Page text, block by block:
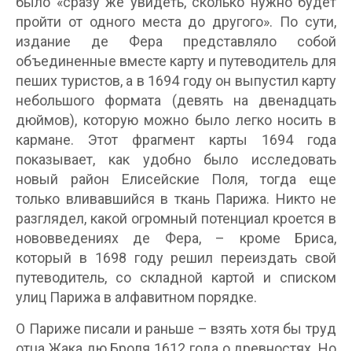
пройти от одного места до другого». По сути,
издание де Фера представляло собой
объединенные вместе карту и путеводитель для
пеших туристов, а в 1694 году он выпустил карту
небольшого формата (девять на двенадцать
дюймов), которую можно было легко носить в
кармане. Этот фрагмент карты 1694 года
показывает, как удобно было исследовать
новый район Елисейские Поля, тогда еще
только вливавшийся в ткань Парижа. Никто не
разглядел, какой огромный потенциал кроется в
нововведениях де Фера, – кроме Бриса,
который в 1698 году решил переиздать свой
путеводитель, со складной картой и списком
улиц Парижа в алфавитном порядке.
О Париже писали и раньше – взять хотя бы труд